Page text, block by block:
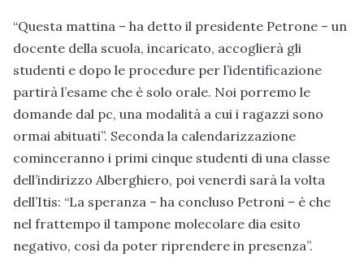
“Questa mattina – ha detto il presidente Petrone – un
docente della scuola, incaricato, accoglierà gli
studenti e dopo le procedure per l’identificazione
partirà l’esame che è solo orale. Noi porremo le
domande dal pc, una modalità a cui i ragazzi sono
ormai abituati”. Seconda la calendarizzazione
cominceranno i primi cinque studenti di una classe
dell’indirizzo Alberghiero, poi venerdì sarà la volta
dell’Itis: “La speranza – ha concluso Petroni – è che
nel frattempo il tampone molecolare dia esito
negativo, così da poter riprendere in presenza”.